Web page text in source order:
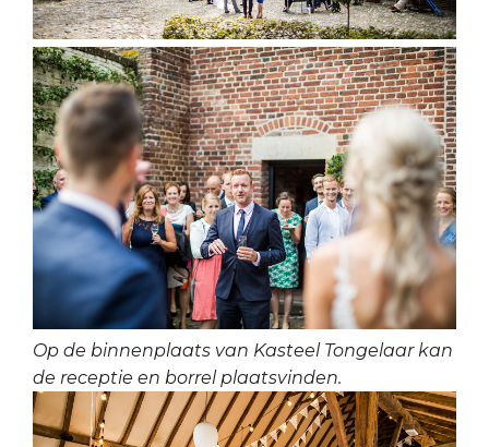
Op de binnenplaats van Kasteel Tongelaar kan
de receptie en borrel plaatsvinden.